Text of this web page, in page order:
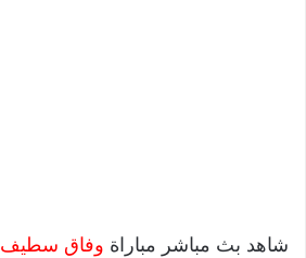
شاهد بث مباشر مباراة وفاق سطيف